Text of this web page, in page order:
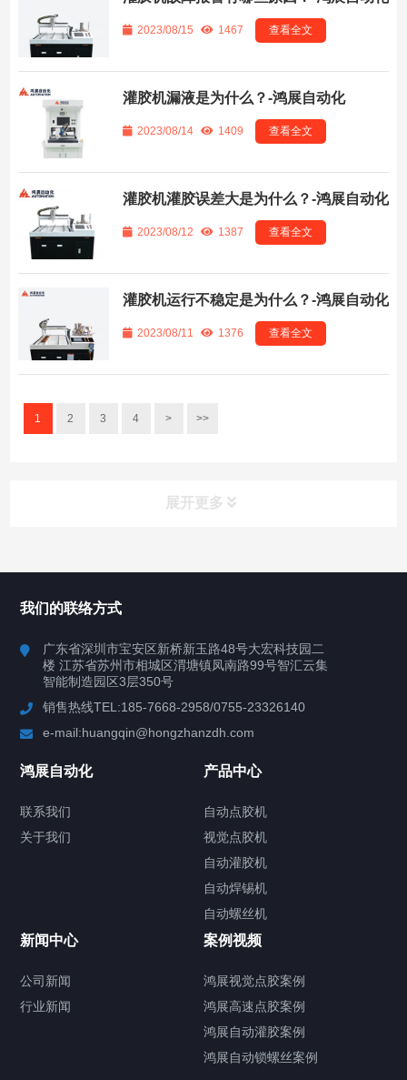
2023/08/15 1467 查看全文
灌胶机漏液是为什么？-鸿展自动化
2023/08/14 1409 查看全文
灌胶机灌胶误差大是为什么？-鸿展自动化
2023/08/12 1387 查看全文
灌胶机运行不稳定是为什么？-鸿展自动化
2023/08/11 1376 查看全文
1 2 3 4 > >>
展开更多
案例视频
联系我们
关于我们
我们的联络方式
广东省深圳市宝安区新桥新玉路48号大宏科技园二
楼 江苏省苏州市相城区渭塘镇凤南路99号智汇云集
智能制造园区3层350号
销售热线TEL:185-7668-2958/0755-23326140
e-mail:huangqin@hongzhanzdh.com
鸿展自动化
联系我们
关于我们
产品中心
自动点胶机
视觉点胶机
自动灌胶机
自动焊锡机
自动螺丝机
新闻中心
公司新闻
行业新闻
案例视频
鸿展视觉点胶案例
鸿展高速点胶案例
鸿展自动灌胶案例
鸿展自动锁螺丝案例